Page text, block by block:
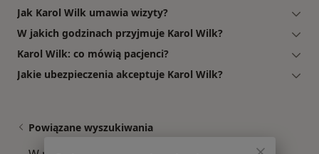
Jak Karol Wilk umawia wizyty?
W jakich godzinach przyjmuje Karol Wilk?
Karol Wilk: co mówią pacjenci?
Jakie ubezpieczenia akceptuje Karol Wilk?
Powiązane wyszukiwania